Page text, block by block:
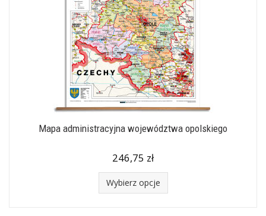
Mapa administracyjna województwa opolskiego
246,75 zł
Wybierz opcje